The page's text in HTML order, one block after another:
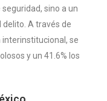
sino a un
A través de
se
y un 41.6% los